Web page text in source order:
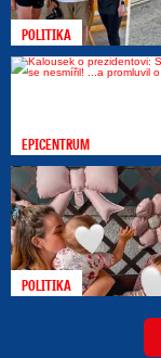
POLITIKA
EPICENTRUM
POLITIKA